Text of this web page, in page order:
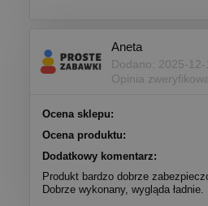
Aneta
Dodano: 2025-12-
Opinia
Ocena sklepu:
Ocena produktu:
Dodatkowy komentarz:
Produkt bardzo dobrze
Dobrze wykonany, wygląda ładnie.